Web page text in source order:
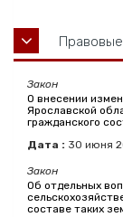
Закон
О внесении
Ярославской
гражданского
Дата : 30 июня
Закон
Об отдельных
составе таких